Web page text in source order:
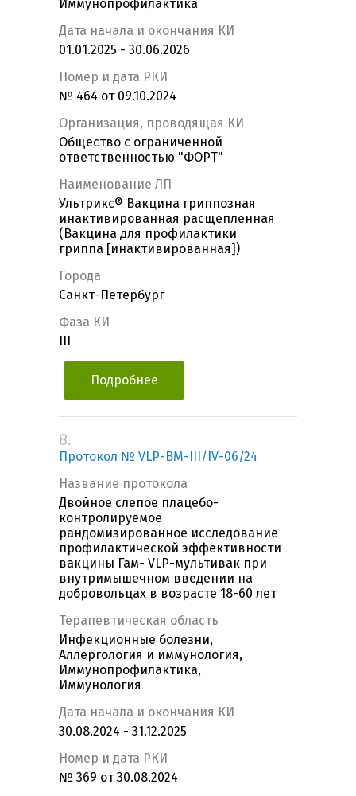
Иммунопрофилактика
Дата начала и окончания КИ
01.01.2025 - 30.06.2026
Номер и дата РКИ
№ 464 от 09.10.2024
Организация, проводящая КИ
Общество с ограниченной
ответственностью "ФОРТ"
Наименование ЛП
Ультрикс® Вакцина гриппозная
инактивированная расщепленная
(Вакцина для профилактики
гриппа [инактивированная])
Города
Санкт-Петербург
Фаза КИ
Подробнее
8.
Протокол № VLP-ВМ-III/IV-06/24
Название протокола
Двойное слепое плацебо-
контролируемое
рандомизированное исследование
профилактической эффективности
вакцины Гам- VLP-мультивак при
внутримышечном введении на
добровольцах в возрасте 18-60 лет
Терапевтическая область
Инфекционные болезни,
Аллергология и иммунология,
Иммунопрофилактика,
Иммунология
Дата начала и окончания КИ
30.08.2024 - 31.12.2025
Номер и дата РКИ
№ 369 от 30.08.2024